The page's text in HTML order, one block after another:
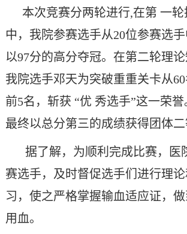
本次竞赛分两轮进行,在第 一
中，我院参赛选手从20位参赛选手
以97分的高分夺冠。在第二轮理论
我院选手邓天为突破重重关卡从
前5名，斩获 “优 秀选手”这一荣
最终以总分第三的成绩获得团体二
据了解，为顺利完成比赛，医
赛选手，及时督促选手们进行理
习，使之严格掌握输血适应证，
用血。